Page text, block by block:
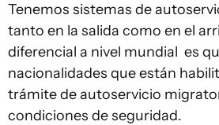
Tenemos sistemas de
tanto en la salida como en el
diferencial a nivel mundial es
nacionalidades que están
trámite de autoservicio
condiciones de seguridad.